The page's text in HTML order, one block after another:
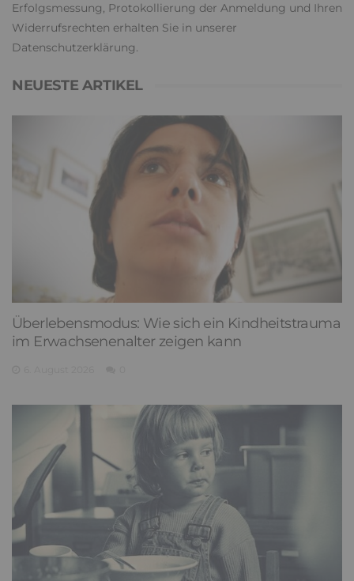
Erfolgsmessung, Protokollierung der Anmeldung und Ihren
Widerrufsrechten erhalten Sie in unserer
Datenschutzerklärung.
NEUESTE ARTIKEL
Überlebensmodus: Wie sich ein Kindheitstrauma
im Erwachsenenalter zeigen kann